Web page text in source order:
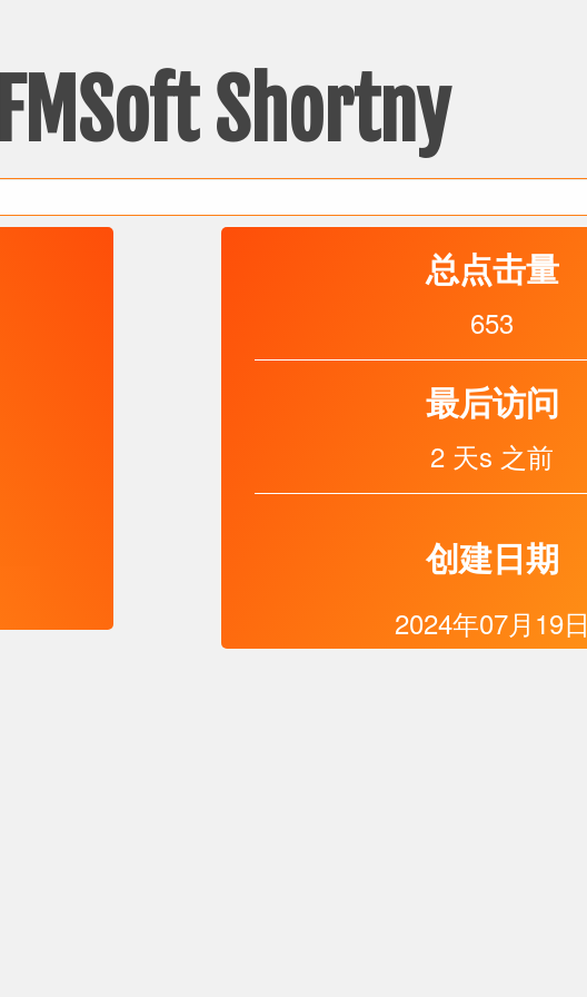
FMSoft Shortny
总点击量
653
最后访问
2 天s 之前
创建日期
2024年07月19日